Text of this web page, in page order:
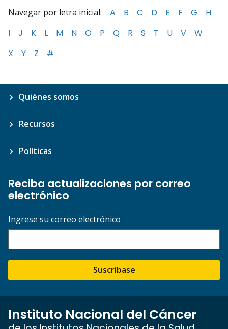
Navegar por letra inicial: A B C D E F G
H
I
J K L M N O P Q R S T U V
W
X
Y Z #
Quiénes somos
Recursos
Políticas
Reciba actualizaciones por correo
electrónico
Ingrese su correo electrónico
Suscríbase
Instituto Nacional del Cáncer